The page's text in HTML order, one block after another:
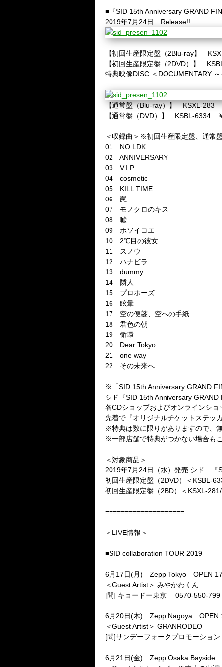
■『SID 15th Anniversary GRAND
2019年7 月 24日 Release!!
【初回生産限定盤（2Blu-ray】
【初回生産限定盤（2DVD）】
特典映像DISC ＜ DOCUMENTARY
【通常盤（Blu-ray）】KSXL-283
【通常盤（DVD）】 KSBL-6334
＜収録曲＞※初回生産限定盤、通常
01
NO LDK
02
ANNIVERSARY
03
V.I.P
04
cosmetic
05
KILL TIME
06 罠
07 モノクロのキス
08 嘘
09 ホソイコエ
10
2℃目の彼女
11
スノウ
12 ハナビラ
13
dummy
14 隣人
15 プロポーズ
16 眩暈
17 空の便箋、空への手紙
18 君色の朝
19 循環
20
Dear Tokyo
21
one way
22 その未来へ
※「SID 15th Anniversary GRAND
シド『SID 15th Anniversary GRAND
各CDショップおよびオンラインシ
先着で『オリジナルチケットステッ
※特典は数に限りがありますので、
※一部店舗で特典がつかない場合も
＜対象商品＞
2019年7 月 24日（水）発売 シド 『
初回生産限定盤（2DVD）＜ KSBL-
初回生産限定盤（2BD）＜ KSXL-
====================
＜ LIVE情報＞
■SID collaboration TOUR 2019
6月 17日(月) Zepp Tokyo
OPEN
＜Guest Artist＞ みやかわくん
[問] キョードー東京 0570-550-799
6月 20日(木) Zepp Nagoya
OPEN
＜Guest Artist＞ GRANRODEO
[問]サンデーフォークプロモーショ
6月 21 日(金)
Zepp Osaka Bayside